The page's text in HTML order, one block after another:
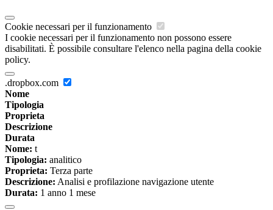
Cookie necessari per il funzionamento
I cookie necessari per il funzionamento non possono essere
disabilitati. È possibile consultare l'elenco nella pagina della cookie
policy.
.dropbox.com
Nome
Tipologia
Proprieta
Descrizione
Durata
Nome: t
Tipologia: analitico
Proprieta: Terza parte
Descrizione: Analisi e profilazione navigazione utente
Durata: 1 anno 1 mese